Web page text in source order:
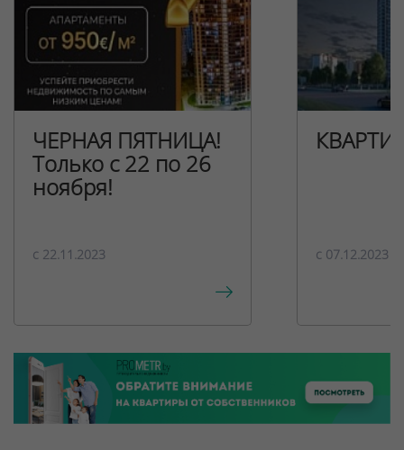
ЧЕРНАЯ ПЯТНИЦА!
Только с 22 по 26
ноября!
c 22.11.2023 c 07.12.2023